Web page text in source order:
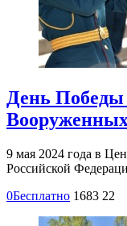
День Победы
9 мая 2024 года в
Российской
0Бесплатно 1683 22